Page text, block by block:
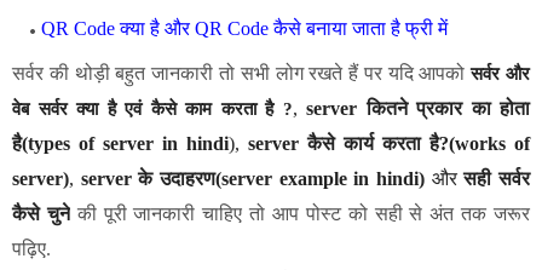
QR Code क्या है और QR Code कैसे बनाया जाता है फ्री में
सर्वर की थोड़ी बहुत जानकारी तो सभी लोग रखते हैं पर यदि आपकोसर्वर और
वेब सर्वर क्या है एवं कैसे काम करता है ?, server कितने प्रकार का होता
है(types of server in hindi), server कैसे कार्य करता है?(works of
server), server के उदाहरण(server example in hindi) औरसही सर्वर
कैसे चुनेकी पूरी जानकारी चाहिए तो आप पोस्ट को सही से अंत तक जरूर
पढ़िए.